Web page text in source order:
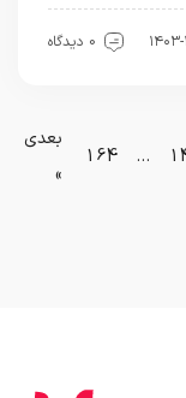
۱۲-۱۶ 0 دیدگاه
…
164
بعدی
»